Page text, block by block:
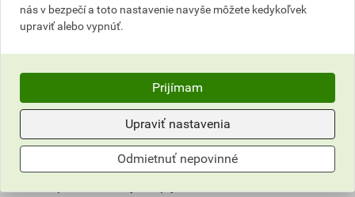
čistotu povrchu omietky a vysoký stupeň
ochrany omietky proti rastu mikroorganizmov.
rozkladá splodiny a zlúčeniny škodiace
ľudskému zdraviu obsiahnuté vo vzduchu.
Použitie
Omietka slúži na ochranu stavby pred
nás v bezpečí a toto nastavenie navyše môžete kedykoľvek
upraviť alebo vypnúť.
Prijímam
Upraviť nastavenia
Odmietnuť nepovinné